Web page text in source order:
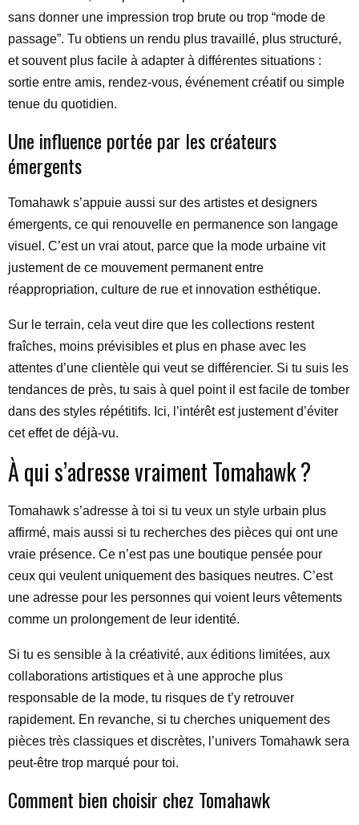
sans donner une impression trop brute ou trop “mode de
passage”. Tu obtiens un rendu plus travaillé, plus structuré,
et souvent plus facile à adapter à différentes situations :
sortie entre amis, rendez-vous, événement créatif ou simple
tenue du quotidien.
Une influence portée par les créateurs
émergents
Tomahawk s’appuie aussi sur des artistes et designers
émergents, ce qui renouvelle en permanence son langage
visuel. C’est un vrai atout, parce que la mode urbaine vit
justement de ce mouvement permanent entre
réappropriation, culture de rue et innovation esthétique.
Sur le terrain, cela veut dire que les collections restent
fraîches, moins prévisibles et plus en phase avec les
attentes d’une clientèle qui veut se différencier. Si tu suis les
tendances de près, tu sais à quel point il est facile de tomber
dans des styles répétitifs. Ici, l’intérêt est justement d’éviter
cet effet de déjà-vu.
À qui s’adresse vraiment Tomahawk ?
Tomahawk s’adresse à toi si tu veux un style urbain plus
affirmé, mais aussi si tu recherches des pièces qui ont une
vraie présence. Ce n’est pas une boutique pensée pour
ceux qui veulent uniquement des basiques neutres. C’est
une adresse pour les personnes qui voient leurs vêtements
comme un prolongement de leur identité.
Si tu es sensible à la créativité, aux éditions limitées, aux
collaborations artistiques et à une approche plus
responsable de la mode, tu risques de t’y retrouver
rapidement. En revanche, si tu cherches uniquement des
pièces très classiques et discrètes, l’univers Tomahawk sera
peut-être trop marqué pour toi.
Comment bien choisir chez Tomahawk